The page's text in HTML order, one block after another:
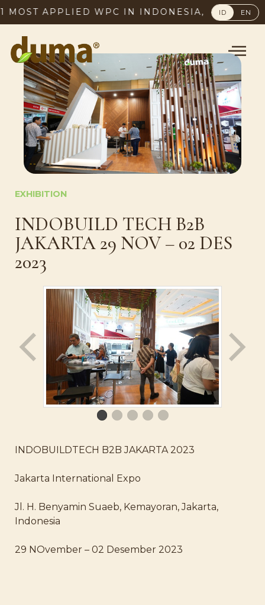
APPLIED WPC IN INDONESIA, SINCE 2003
ID EN
EXHIBITION
INDOBUILD TECH B2B
JAKARTA 29 NOV – 02 DES
2023
INDOBUILDTECH B2B JAKARTA 2023
Jakarta International Expo
Jl. H. Benyamin Suaeb, Kemayoran, Jakarta,
Indonesia
29 NOvember – 02 Desember 2023